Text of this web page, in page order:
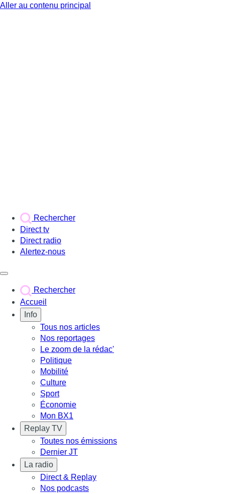
Aller au contenu principal
Rechercher
Direct tv
Direct radio
Alertez-nous
Rechercher
Accueil
Info
Tous nos articles
Nos reportages
Le zoom de la rédac'
Politique
Mobilité
Culture
Sport
Économie
Mon BX1
Replay TV
Toutes nos émissions
Dernier JT
La radio
Direct & Replay
Nos podcasts